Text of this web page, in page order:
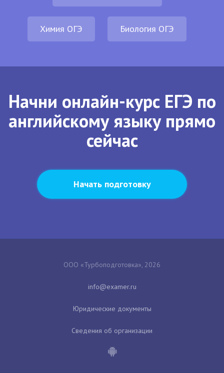
Химия ОГЭ Биология ОГЭ
Начни онлайн-курс ЕГЭ по
английскому языку прямо
сейчас
Начать подготовку
ООО «Турбоподготовка», 2026
Юридические документы
Сведения об организации